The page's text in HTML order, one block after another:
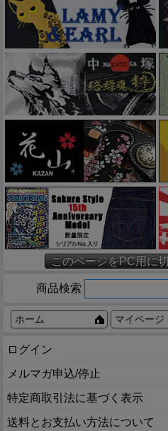
このページをPC用に
商品検索
ホーム マイページ
ログイン
メルマガ申込/停止
特定商取引法に基づく表示
送料とお支払い方法について